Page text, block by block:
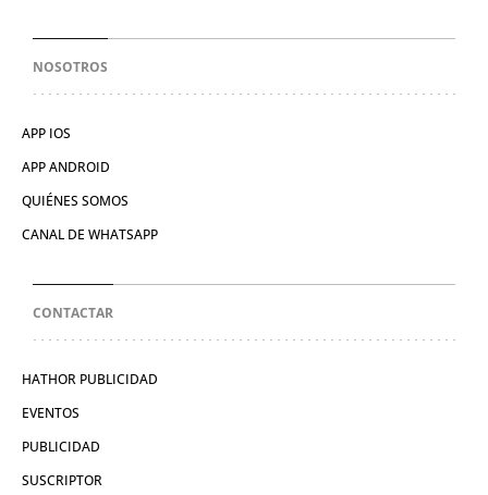
NOSOTROS
APP IOS
APP ANDROID
QUIÉNES SOMOS
CANAL DE WHATSAPP
CONTACTAR
HATHOR PUBLICIDAD
EVENTOS
PUBLICIDAD
SUSCRIPTOR